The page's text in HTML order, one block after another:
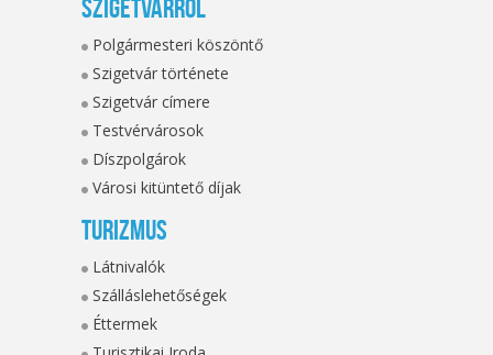
Szigetvárról
Polgármesteri köszöntő
Szigetvár története
Szigetvár címere
Testvérvárosok
Díszpolgárok
Városi kitüntető díjak
Turizmus
Látnivalók
Szálláslehetőségek
Éttermek